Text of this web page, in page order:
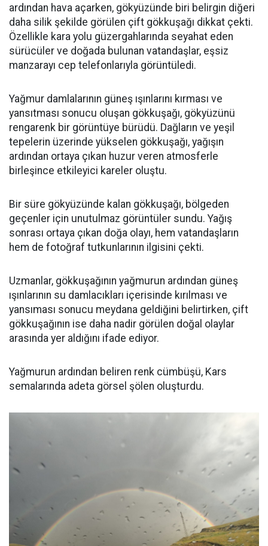
ardından hava açarken, gökyüzünde biri belirgin diğeri
daha silik şekilde görülen çift gökkuşağı dikkat çekti.
Özellikle kara yolu güzergahlarında seyahat eden
sürücüler ve doğada bulunan vatandaşlar, eşsiz
manzarayı cep telefonlarıyla görüntüledi.
Yağmur damlalarının güneş ışınlarını kırması ve
yansıtması sonucu oluşan gökkuşağı, gökyüzünü
rengarenk bir görüntüye bürüdü. Dağların ve yeşil
tepelerin üzerinde yükselen gökkuşağı, yağışın
ardından ortaya çıkan huzur veren atmosferle
birleşince etkileyici kareler oluştu.
Bir süre gökyüzünde kalan gökkuşağı, bölgeden
geçenler için unutulmaz görüntüler sundu. Yağış
sonrası ortaya çıkan doğa olayı, hem vatandaşların
hem de fotoğraf tutkunlarının ilgisini çekti.
Uzmanlar, gökkuşağının yağmurun ardından güneş
ışınlarının su damlacıkları içerisinde kırılması ve
yansıması sonucu meydana geldiğini belirtirken, çift
gökkuşağının ise daha nadir görülen doğal olaylar
arasında yer aldığını ifade ediyor.
Yağmurun ardından beliren renk cümbüşü, Kars
semalarında adeta görsel şölen oluşturdu.